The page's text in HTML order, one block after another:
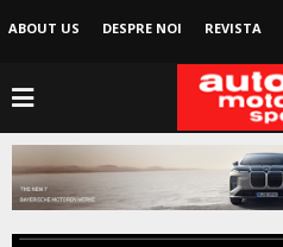
ABOUT US DESPRE NOI REVISTA